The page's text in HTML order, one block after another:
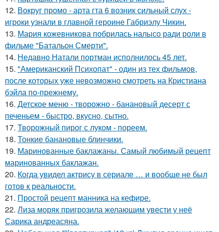
12. Вокруг промо - арта гта 6 возник сильный слух -
игроки узнали в главной героине Габриэлу Чикин.
13. Мария кожевникова побрилась налысо ради роли в
фильме "Батальон Смерти".
14. Недавно Натали портман исполнилось 45 лет.
15. "Американский Психопат" - один из тех фильмов,
после которых уже невозможно смотреть на Кристиана
бэйла по-прежнему.
16. Детское меню - творожно - банановый десерт с
печеньем - быстро, вкусно, сытно.
17. Творожный пирог с луком - пореем.
18. Тонкие банановые блинчики.
19. Маринованные баклажаны. Самый любимый рецепт
маринованных баклажан.
20. Когда увидел актрису в сериале … и вообще не был
готов к реальности.
21. Простой рецепт манника на кефире.
22. Лиза моряк пригрозила желающим увести у неё
Сарика андреасяна.